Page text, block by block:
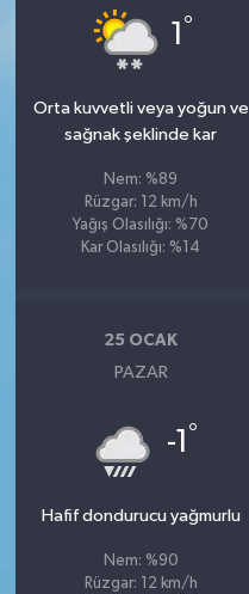
1 °
Orta kuvvetli veya yoğun ve
sağnak şeklinde kar
Nem: %89
Rüzgar: 12 km/h
Yağış Olasılığı: %70
Kar Olasılığı: %14
25 OCAK
PAZAR
-1 °
Hafif dondurucu yağmurlu
Nem: %90
Rüzgar: 12 km/h